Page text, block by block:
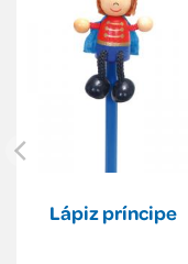
Lápiz príncipe